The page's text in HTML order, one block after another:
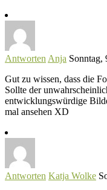
Antworten Anja Sonntag,
Gut zu wissen, dass die
Sollte der
entwicklungswürdige
mal ansehen XD
Antworten Katja Wolke